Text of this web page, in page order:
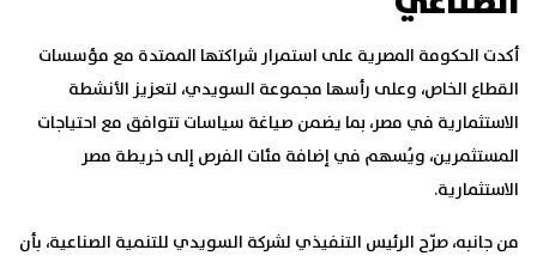
أكدت الحكومة المصرية على استمرار شراكتها الممتدة مع مؤسسات
القطاع الخاص، وعلى رأسها مجموعة السويدي، لتعزيز الأنشطة
الاستثمارية في مصر، بما يضمن صياغة سياسات تتوافق مع احتياجات
المستثمرين، ويُسهم في إضافة مئات الفرص إلى خريطة مصر
الاستثمارية.
من جانبه، صرّح الرئيس التنفيذي لشركة السويدي للتنمية الصناعية، بأن